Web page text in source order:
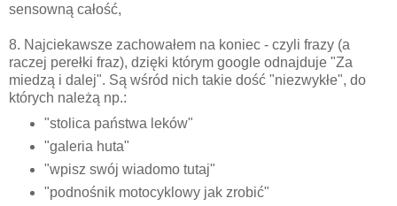
sensowną całość,
8. Najciekawsze zachowałem na koniec - czyli frazy (a
raczej perełki fraz), dzięki którym google odnajduje "Za
miedzą i dalej". Są wśród nich takie dość "niezwykłe", do
których należą np.:
"stolica państwa leków"
"galeria huta"
"wpisz swój wiadomo tutaj"
"podnośnik motocyklowy jak zrobić"